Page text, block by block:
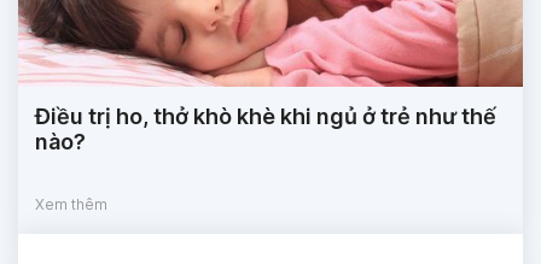
Điều trị ho, thở khò khè khi ngủ ở trẻ như thế
nào?
Xem thêm